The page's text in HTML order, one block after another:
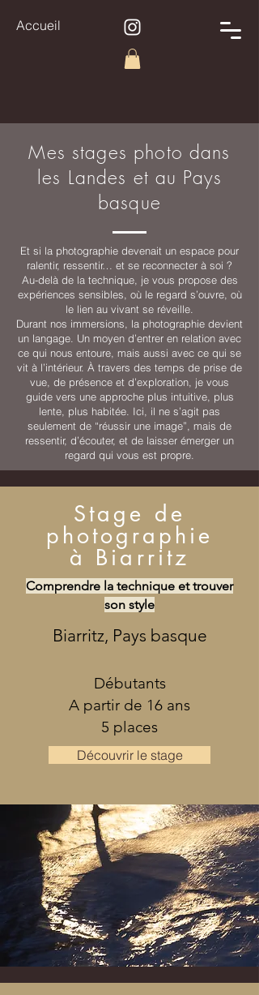
Accueil
Mes stages photo dans
les Landes et au Pays
basque
Et si la photographie devenait un espace pour
ralentir, ressentir… et se reconnecter à soi ?
Au-delà de la technique, je vous propose des
expériences sensibles, où le regard s’ouvre, où
le lien au vivant se réveille.
Durant nos immersions, la photographie devient
un langage. Un moyen d’entrer en relation avec
ce qui nous entoure, mais aussi avec ce qui se
vit à l’intérieur. À travers des temps de prise de
vue, de présence et d’exploration, je vous
guide vers une approche plus intuitive, plus
lente, plus habitée. Ici, il ne s’agit pas
seulement de “réussir une image”, mais de
ressentir, d’écouter, et de laisser émerger un
regard qui vous est propre.
Stage de
photographie
à Biarritz
Comprendre la technique et trouver
son style
Biarritz, Pays basque
Débutants
A partir de 16 ans
5 places
Découvrir le stage